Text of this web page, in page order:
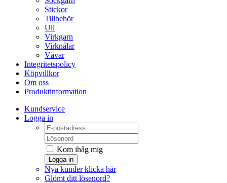
Stickor
Tillbehör
Ull
Virkgarn
Virknålar
Vävar
Integritetspolicy
Köpvillkor
Om oss
Produktinformation
Kundservice
Logga in
Kom ihåg mig
Logga in
Nya kunder klicka här
Glömt ditt lösenord?